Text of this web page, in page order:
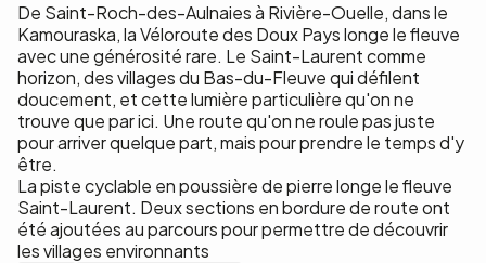
De Saint-Roch-des-Aulnaies à Rivière-Ouelle, dans le
Kamouraska, la Véloroute des Doux Pays longe le fleuve
avec une générosité rare. Le Saint-Laurent comme
horizon, des villages du Bas-du-Fleuve qui défilent
doucement, et cette lumière particulière qu'on ne
trouve que par ici. Une route qu'on ne roule pas juste
pour arriver quelque part, mais pour prendre le temps d'y
être.
La piste cyclable en poussière de pierre longe le fleuve
Saint-Laurent. Deux sections en bordure de route ont
été ajoutées au parcours pour permettre de découvrir
les villages environnants